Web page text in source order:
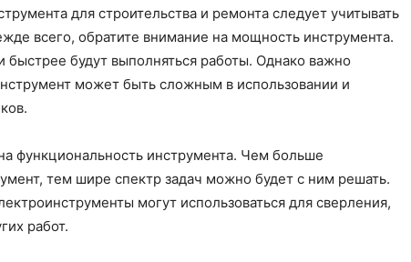
для строительства и ремонта следует учитывать
всего, обратите внимание на мощность инструмента.
будут выполняться работы. Однако важно
может быть сложным в использовании и
функциональность инструмента. Чем больше
тем шире спектр задач можно будет с ним решать.
могут использоваться для сверления,
работ.